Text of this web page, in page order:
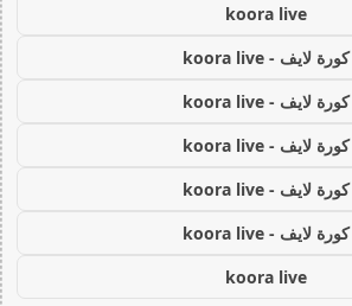
koora live
كورة لايف - koora live
كورة لايف - koora live
كورة لايف - koora live
كورة لايف - koora live
كورة لايف - koora live
koora live